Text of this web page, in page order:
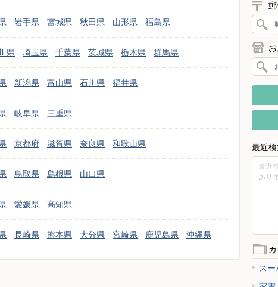
岩手県 宮城県 秋田県 山形県 福島県
県 埼玉県 千葉県 茨城県 栃木県 群馬県
新潟県 富山県 石川県 福井県
岐阜県 三重県
京都府 滋賀県 奈良県 和歌山県
鳥取県 島根県 山口県
愛媛県 高知県
長崎県 熊本県 大分県 宮崎県 鹿児島県 沖縄県
最近
最近
あり
スー